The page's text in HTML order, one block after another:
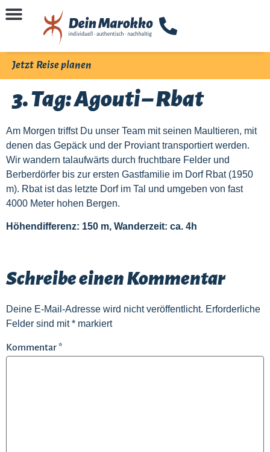
Jetzt Reise planen
3. Tag: Agouti – Rbat
Am Morgen triffst Du unser Team mit seinen Maultieren, mit
denen das Gepäck und der Proviant transportiert werden.
Wir wandern talaufwärts durch fruchtbare Felder und
Berberdörfer bis zur ersten Gastfamilie im Dorf Rbat (1950
m). Rbat ist das letzte Dorf im Tal und umgeben von fast
4000 Meter hohen Bergen.
Höhendifferenz: 150 m, Wanderzeit: ca. 4h
Schreibe einen Kommentar
Deine E-Mail-Adresse wird nicht veröffentlicht. Erforderliche
Felder sind mit* markiert
Kommentar*